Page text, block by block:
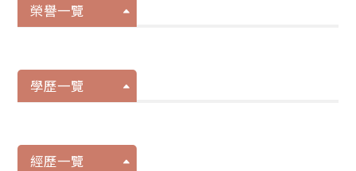
榮譽一覽
學歷一覽
經歷一覽